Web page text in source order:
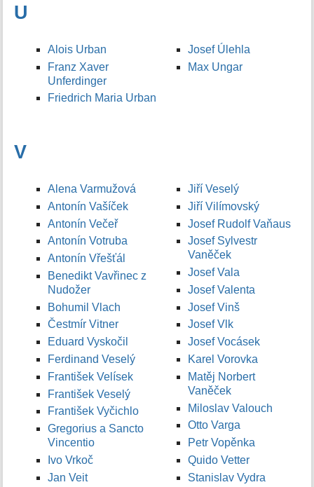
U
Alois Urban
Franz Xaver
Unferdinger
Friedrich Maria Urban
Josef Úlehla
Max Ungar
V
Alena Varmužová
Antonín Vašíček
Antonín Večeř
Antonín Votruba
Antonín Vřešťál
Benedikt Vavřinec z
Nudožer
Bohumil Vlach
Čestmír Vitner
Eduard Vyskočil
Ferdinand Veselý
František Velísek
František Veselý
František Vyčichlo
Gregorius a Sancto
Vincentio
Ivo Vrkoč
Jan Veit
Jiří Veselý
Jiří Vilímovský
Josef Rudolf Vaňaus
Josef Sylvestr
Vaněček
Josef Vala
Josef Valenta
Josef Vinš
Josef Vlk
Josef Vocásek
Karel Vorovka
Matěj Norbert
Vaněček
Miloslav Valouch
Otto Varga
Petr Vopěnka
Quido Vetter
Stanislav Vydra